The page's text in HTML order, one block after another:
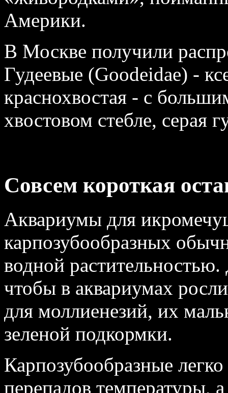
Америки.
В Москве получили
Гудеевые (Goodeidae) -
краснохвостая - с
хвостовом стебле, серая
Совсем короткая
Аквариумы для
карпозубообразных
водной
чтобы в аквариумах
для моллиенезий, их
зеленой подкормки.
Карпозубообразные
перепадов температуры,